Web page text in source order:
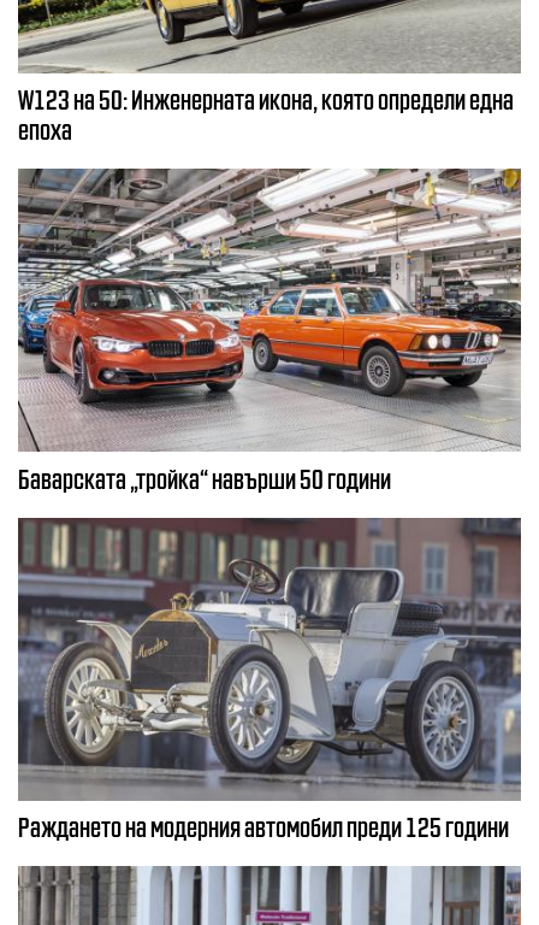
W123 на 50: Инженерната икона, която определи една
епоха
Баварската „тройка“ навърши 50 години
Раждането на модерния автомобил преди 125 години